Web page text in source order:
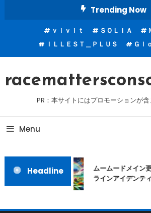
Trending Now
ｖｉｖｉｔ ＳＯＬＩＡ
ＩＬＬＥＳＴ＿ＰＬＵＳ
Ｇｌ
PR：本サイトにはプロモーションが
Menu
Headline
ムームードメイン
ラインアイデンテ